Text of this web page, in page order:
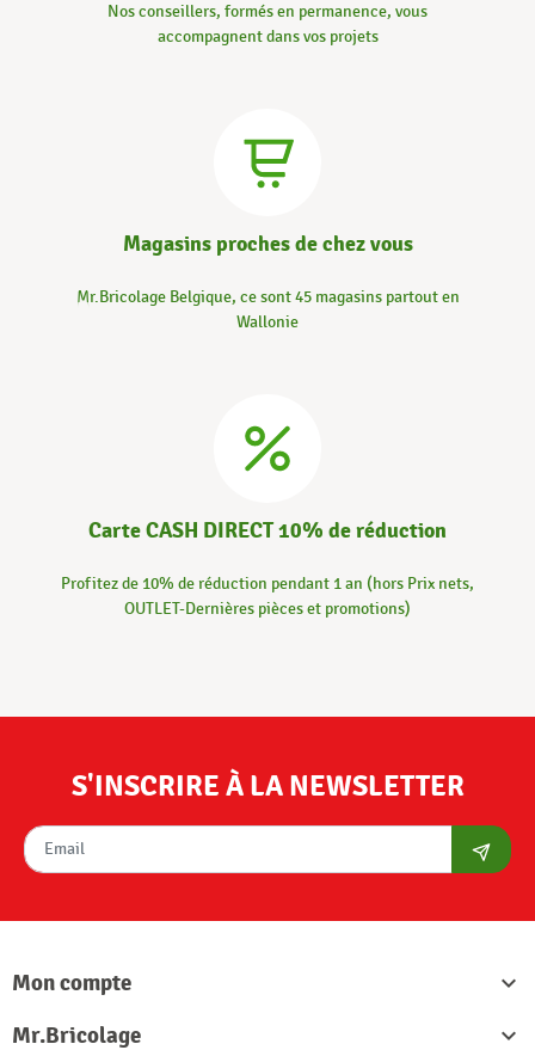
Nos conseillers, formés en permanence, vous
accompagnent dans vos projets
Magasins proches de chez vous
Mr.Bricolage Belgique, ce sont 45 magasins partout en
Wallonie
Carte CASH DIRECT 10% de réduction
Profitez de 10% de réduction pendant 1 an (hors Prix nets,
OUTLET-Dernières pièces et promotions)
S'INSCRIRE À LA NEWSLETTER
Mon compte

Mr.Bricolage
